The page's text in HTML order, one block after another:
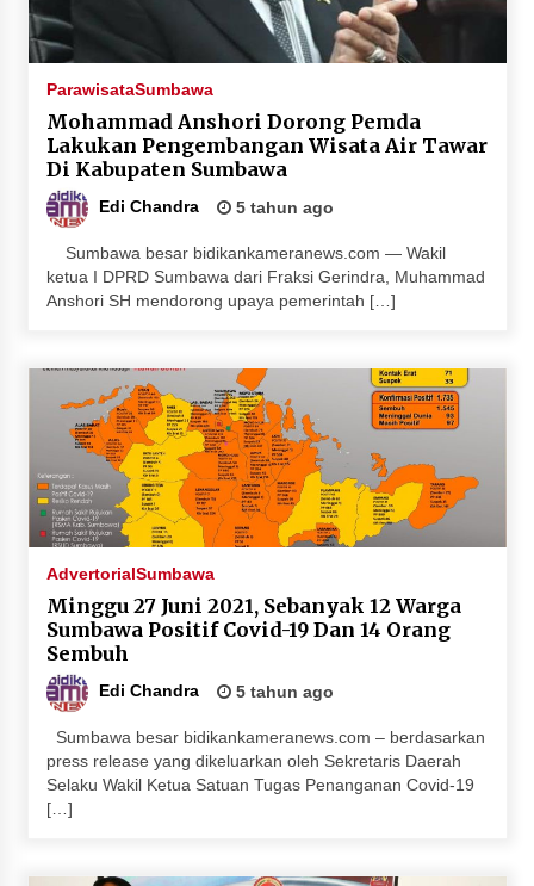
ParawisataSumbawa
Mohammad Anshori Dorong Pemda
Lakukan Pengembangan Wisata Air Tawar
Di Kabupaten Sumbawa
Edi Chandra 5 tahun ago
Sumbawa besar bidikankameranews.com — Wakil
ketua I DPRD Sumbawa dari Fraksi Gerindra, Muhammad
Anshori SH mendorong upaya pemerintah […]
AdvertorialSumbawa
Minggu 27 Juni 2021, Sebanyak 12 Warga
Sumbawa Positif Covid-19 Dan 14 Orang
Sembuh
Edi Chandra 5 tahun ago
Sumbawa besar bidikankameranews.com – berdasarkan
press release yang dikeluarkan oleh Sekretaris Daerah
Selaku Wakil Ketua Satuan Tugas Penanganan Covid-19
[…]